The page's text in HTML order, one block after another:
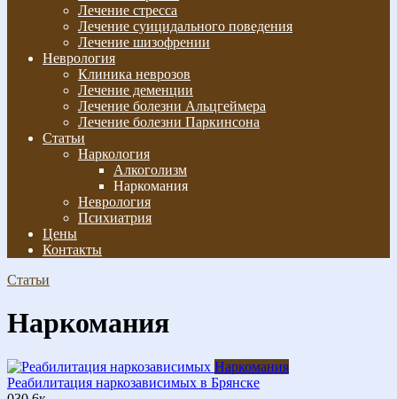
Лечение стресса
Лечение суицидального поведения
Лечение шизофрении
Неврология
Клиника неврозов
Лечение деменции
Лечение болезни Альцгеймера
Лечение болезни Паркинсона
Статьи
Наркология
Алкоголизм
Наркомания
Неврология
Психиатрия
Цены
Контакты
Статьи
Наркомания
Наркомания
Реабилитация наркозависимых в Брянске